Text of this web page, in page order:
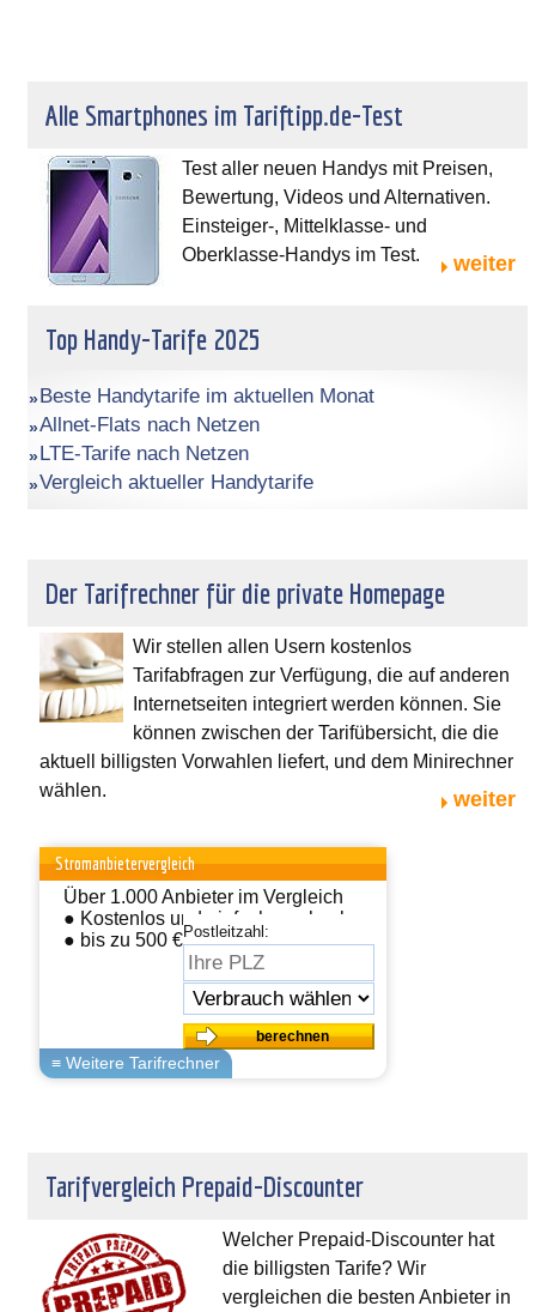
Alle Smartphones im Tariftipp.de-Test
Test aller neuen Handys mit Preisen,
Bewertung, Videos und Alternativen.
Einsteiger-, Mittelklasse- und
Oberklasse-Handys im Test.
weiter
Top Handy-Tarife 2025
Beste Handytarife im aktuellen Monat
Allnet-Flats nach Netzen
LTE-Tarife nach Netzen
Vergleich aktueller Handytarife
Der Tarifrechner für die private Homepage
Wir stellen allen Usern kostenlos
Tarifabfragen zur Verfügung, die auf anderen
Internetseiten integriert werden können. Sie
können zwischen der Tarifübersicht, die die
aktuell billigsten Vorwahlen liefert, und dem Minirechner
wählen.
weiter
Stromanbietervergleich
Über 1.000 Anbieter im Vergleich
● Kostenlos und einfach wechseln
● bis zu 500 € sparen
Postleitzahl:
Tarifvergleich Prepaid-Discounter
Welcher Prepaid-Discounter hat
die billigsten Tarife? Wir
vergleichen die besten Anbieter in